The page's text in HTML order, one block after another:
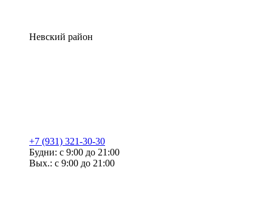
Невский район
+7 (931) 321-30-30
Будни: с 9:00 до 21:00
Вых.: с 9:00 до 21:00